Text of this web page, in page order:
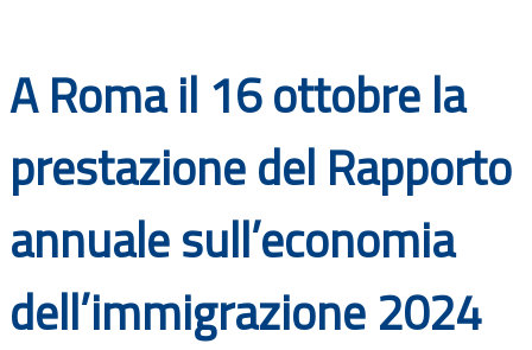
Bandi
Guide
A Roma il 16 ottobre la
prestazione del Rapporto
annuale sull’economia
dell’immigrazione 2024